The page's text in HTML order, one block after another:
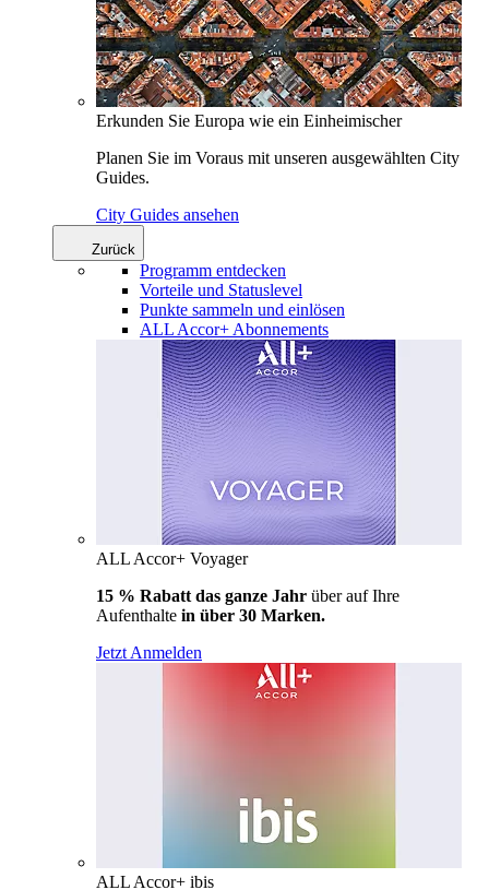
Erkunden Sie Europa wie ein Einheimischer
Planen Sie im Voraus mit unseren ausgewählten City
Guides.
City Guides ansehen
Zurück
Programm entdecken
Vorteile und Statuslevel
Punkte sammeln und einlösen
ALL Accor+ Abonnements
ALL Accor+ Voyager
15 % Rabatt das ganze Jahr über auf Ihre
Aufenthalte in über 30 Marken.
Jetzt Anmelden
ALL Accor+ ibis